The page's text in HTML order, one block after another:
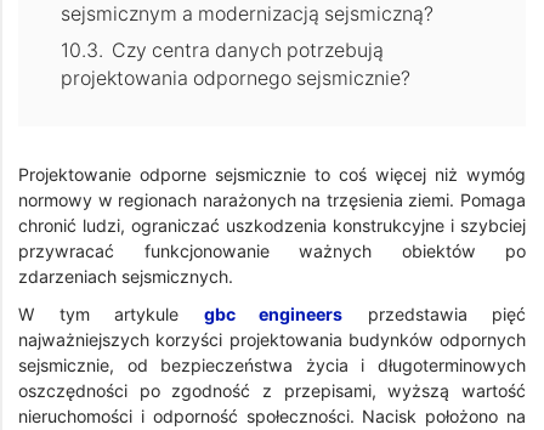
sejsmicznym a modernizacją sejsmiczną?
Czy centra danych potrzebują
projektowania odpornego sejsmicznie?
Projektowanie odporne sejsmicznie to coś więcej niż wymóg
normowy w regionach narażonych na trzęsienia ziemi. Pomaga
chronić ludzi, ograniczać uszkodzenia konstrukcyjne i szybciej
przywracać funkcjonowanie ważnych obiektów po
zdarzeniach sejsmicznych.
W tym artykule gbc engineers przedstawia pięć
najważniejszych korzyści projektowania budynków odpornych
sejsmicznie, od bezpieczeństwa życia i długoterminowych
oszczędności po zgodność z przepisami, wyższą wartość
nieruchomości i odporność społeczności. Nacisk położono na